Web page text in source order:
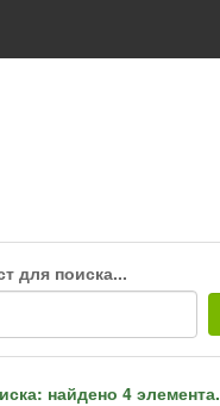
для поиска...
найдено 4 элемента.